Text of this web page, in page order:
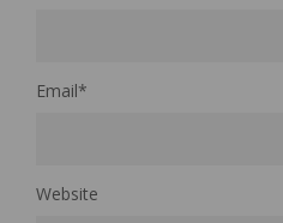
Email*
Website